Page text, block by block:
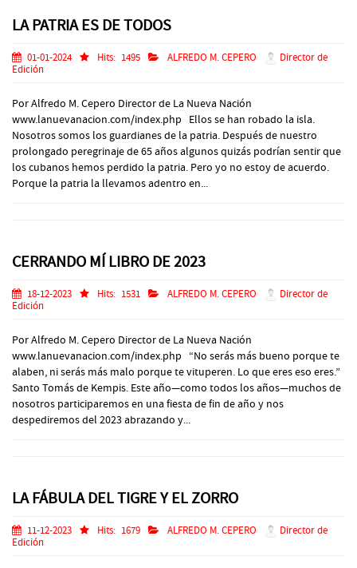
LA PATRIA ES DE TODOS
01-01-2024 Hits: 1495 ALFREDO M. CEPERO
Director de
Edición
Por Alfredo M. Cepero Director de La Nueva Nación
www.lanuevanacion.com/index.php Ellos se han robado la isla.
Nosotros somos los guardianes de la patria. Después de nuestro
prolongado peregrinaje de 65 años algunos quizás podrían sentir que
los cubanos hemos perdido la patria. Pero yo no estoy de acuerdo.
Porque la patria la llevamos adentro en...
CERRANDO MÍ LIBRO DE 2023
18-12-2023 Hits: 1531 ALFREDO M. CEPERO
Director de
Edición
Por Alfredo M. Cepero Director de La Nueva Nación
www.lanuevanacion.com/index.php “No serás más bueno porque te
alaben, ni serás más malo porque te vituperen. Lo que eres eso eres.”
Santo Tomás de Kempis. Este año—como todos los años—muchos de
nosotros participaremos en una fiesta de fin de año y nos
despediremos del 2023 abrazando y...
LA FÁBULA DEL TIGRE Y EL ZORRO
11-12-2023 Hits: 1679 ALFREDO M. CEPERO
Director de
Edición